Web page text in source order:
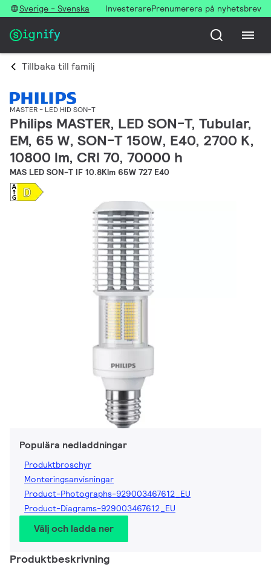
Sverige - Svenska InvesterarePrenumerera på nyhetsbrev
Tillbaka till familj
MASTER - LED HID SON-T
Philips MASTER, LED SON-T, Tubular,
EM, 65 W, SON-T 150W, E40, 2700 K,
10800 lm, CRI 70, 70000 h
MAS LED SON-T IF 10.8Klm 65W 727 E40
Populära nedladdningar
Produktbroschyr
Monteringsanvisningar
Product-Photographs-929003467612_EU
Product-Diagrams-929003467612_EU
Välj och ladda ner
Produktbeskrivning